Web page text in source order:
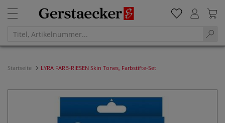
Startseite LYRA FARB-RIESEN Skin Tones, Farbstifte-Set